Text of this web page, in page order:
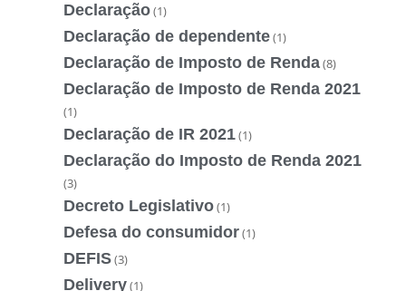
Declaração(1)
Declaração de dependente(1)
Declaração de Imposto de Renda(8)
Declaração de Imposto de Renda 2021
(1)
Declaração de IR 2021(1)
Declaração do Imposto de Renda 2021
(3)
Decreto Legislativo(1)
Defesa do consumidor(1)
DEFIS(3)
Delivery(1)